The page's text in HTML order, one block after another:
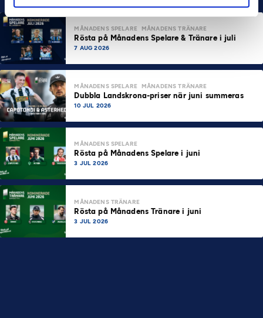
MÅNADENS SPELARE MÅNADENS TRÄNARE
Rösta på Månadens Spelare & Tränare i juli
7 AUG 2026
MÅNADENS SPELARE MÅNADENS TRÄNARE
Dubbla Landskrona-priser när juni summeras
10 JUL 2026
MÅNADENS SPELARE
Rösta på Månadens Spelare i juni
3 JUL 2026
MÅNADENS TRÄNARE
Rösta på Månadens Tränare i juni
3 JUL 2026